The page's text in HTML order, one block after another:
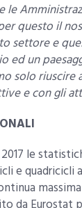
le
questo il
settore e
ed un
solo riuscire
e con gli
le
e